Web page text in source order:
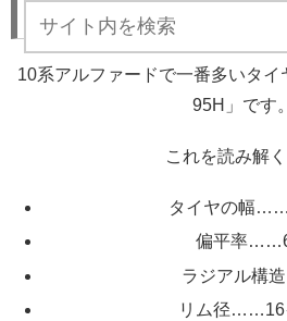
10系アルファードの
10系アルファードで一番多いタ
95H」です。
これを読み解く
タイヤの幅
偏平率
ラジアル構
リム径……16